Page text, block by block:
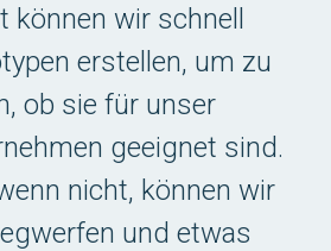
können wir schnell
erstellen, um zu
ob sie für unser
geeignet sind.
nicht, können wir
und etwas